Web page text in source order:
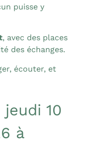
puisse y
, avec des places
des échanges.
écouter, et
10
à